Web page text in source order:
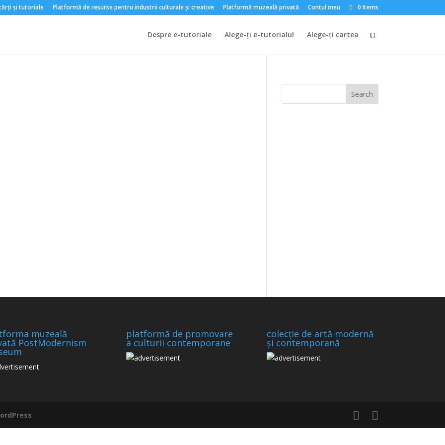
și tutoriale Platformă de resurse pentru industrii culturale și creative Platformă muzeală privată Contul meu 0 Items
Despre e-tutoriale Alege-ți e-tutorialul Alege-ți cartea
muzeală
PostModernism
platformă de promovare
a culturii contemporane
colecție de artă modernă
și contemporană